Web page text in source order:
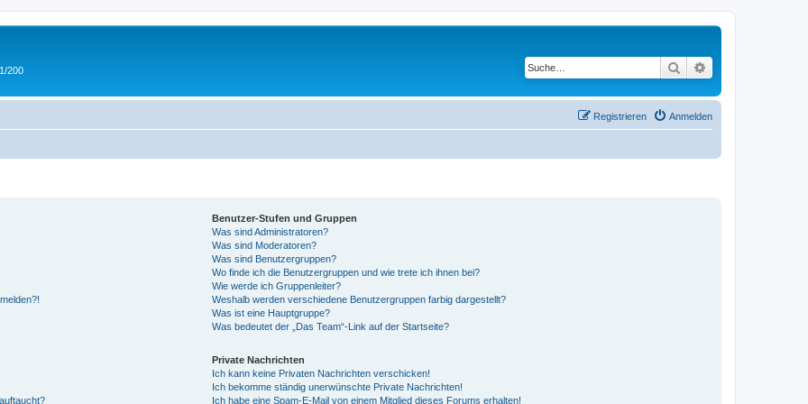
200 Suche
Anmelden
Registrieren
Benutzer-Stufen und Gruppen
Was sind Administratoren?
Was sind Moderatoren?
Was sind Benutzergruppen?
Wo finde ich die Benutzergruppen und wie trete ich ihnen bei?
Wie werde ich Gruppenleiter?
Weshalb werden verschiedene Benutzergruppen farbig dargestellt?
Was ist eine Hauptgruppe?
Was bedeutet der „Das Team“-Link auf der Startseite?
Private Nachrichten
Ich kann keine Privaten Nachrichten verschicken!
Ich bekomme ständig unerwünschte Private Nachrichten!
Ich habe eine Spam-E-Mail von einem Mitglied dieses Forums erhalten!